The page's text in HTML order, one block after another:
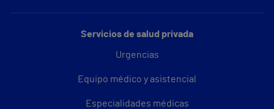
Servicios de salud privada
Urgencias
Equipo médico y asistencial
Especialidades médicas